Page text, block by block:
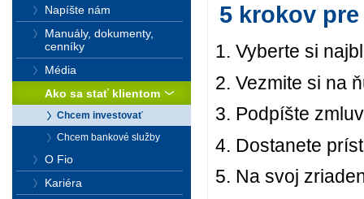
5 krokov
Vyberte si
Vezmite si na
Podpíšte
Dostanete
Na svoj
Napíšte nám
Manuály, dokumenty,
cenníky
Média
Ako sa stať klientom
Chcem investovať
Chcem bankové služby
O Fio
Kariéra